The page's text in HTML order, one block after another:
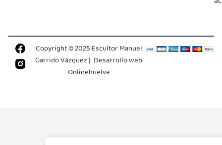
Copyright © 2025 Escultor Manuel
Garrido Vázquez | Desarrollo web
Onlinehuelva